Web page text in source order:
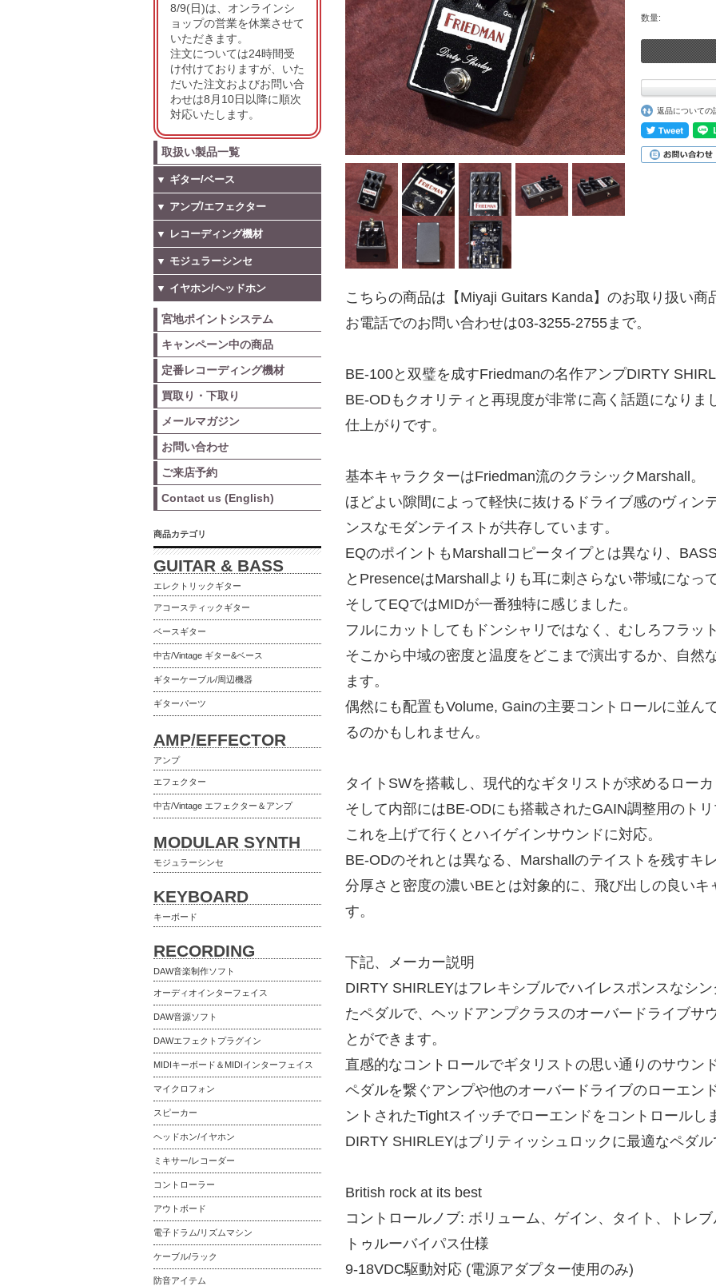
数量:
返品についての
こちらの商品は【Miyaji Guitars Kanda】のお取り扱い商
お電話でのお問い合わせは03-3255-2755まで。
BE-100と双璧を成すFriedmanの名作アンプDIRTY
BE-ODもクオリティと再現度が非常に高く話題になりま
仕上がりです。
基本キャラクターはFriedman流のクラシックMarshall。
ほどよい隙間によって軽快に抜けるドライブ感のヴィン
ンスなモダンテイストが共存しています。
EQのポイントもMarshallコピータイプとは異なり、
とPresenceはMarshallよりも耳に刺さらない帯域になっ
そしてEQではMIDが一番独特に感じました。
フルにカットしてもドンシャリではなく、むしろフラッ
そこから中域の密度と温度をどこまで演出するか、自然
ます。
偶然にも配置もVolume, Gainの主要コントロールに並ん
るのかもしれません。
タイトSWを搭載し、現代的なギタリストが求めるローカ
そして内部にはBE-ODにも搭載されたGAIN調整用のトリ
これを上げて行くとハイゲインサウンドに対応。
BE-ODのそれとは異なる、Marshallのテイストを残すキ
分厚さと密度の濃いBEとは対象的に、飛び出しの良いキ
す。
下記、メーカー説明
DIRTY SHIRLEYはフレキシブルでハイレスポンスなシ
たペダルで、ヘッドアンプクラスのオーバードライブサ
とができます。
直感的なコントロールでギタリストの思い通りのサウン
ペダルを繋ぐアンプや他のオーバードライブのローエン
ントされたTightスイッチでローエンドをコントロールし
DIRTY SHIRLEYはブリティッシュロックに最適なペダル
British rock at its best
コントロールノブ: ボリューム、ゲイン、タイト、トレ
トゥルーバイパス仕様
9-18VDC駆動対応 (電源アダプター使用のみ)
8/9(日)は、オンラインシ
ョップの営業を休業させて
いただきます。
注文については24時間受
け付けておりますが、いた
だいた注文およびお問い合
わせは8月10日以降に順次
対応いたします。
取扱い製品一覧
▼ ギター/ベース
▼ アンプ/エフェクター
▼ レコーディング機材
▼ モジュラーシンセ
▼ イヤホン/ヘッドホン
宮地ポイントシステム
キャンペーン中の商品
定番レコーディング機材
買取り・下取り
メールマガジン
お問い合わせ
ご来店予約
Contact us (English)
商品カテゴリ
GUITAR & BASS
エレクトリックギター
アコースティックギター
ベースギター
中古/Vintage ギター&ベース
ギターケーブル/周辺機器
ギターパーツ
AMP/EFFECTOR
アンプ
エフェクター
中古/Vintage エフェクター＆アンプ
MODULAR SYNTH
モジュラーシンセ
KEYBOARD
キーボード
RECORDING
DAW音楽制作ソフト
オーディオインターフェイス
DAW音源ソフト
DAWエフェクトプラグイン
MIDIキーボード＆MIDIインターフェイス
マイクロフォン
スピーカー
ヘッドホン/イヤホン
ミキサー/レコーダー
コントローラー
アウトボード
電子ドラム/リズムマシン
ケーブル/ラック
防音アイテム